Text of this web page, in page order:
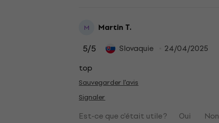
M Martin T.
5/5 Slovaquie
24/04/2025
top
Sauvegarder l'avis
Signaler
Est-ce que c'était utile ? Oui Non